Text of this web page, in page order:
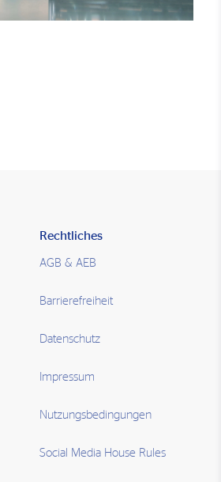
Rechtliches
AGB & AEB
Barrierefreiheit
Datenschutz
Impressum
Nutzungsbedingungen
Social Media House Rules